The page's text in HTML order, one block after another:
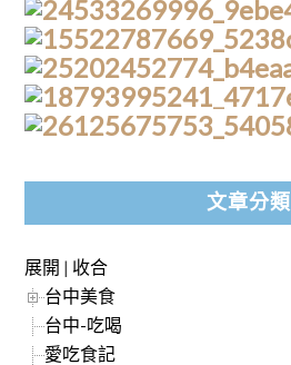
文章分類
展開 | 收合
台中美食
台中-吃喝
愛吃食記